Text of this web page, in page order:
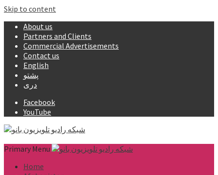
Skip to content
About us
Partners and Clients
Commercial Advertisements
Contact us
English
پشتو
دری
Facebook
YouTube
Primary Menu
Home